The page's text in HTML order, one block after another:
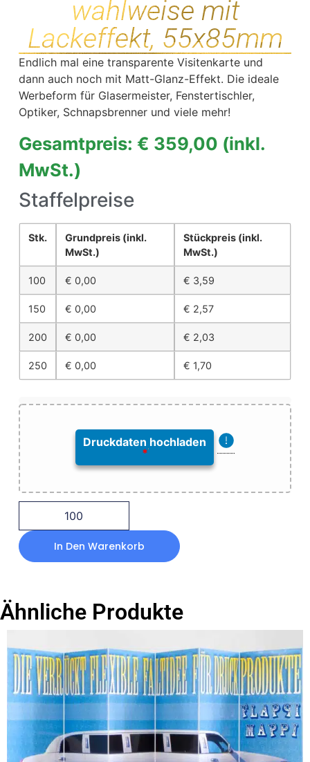
wahlweise mit
Lackeffekt, 55x85mm
Endlich mal eine transparente Visitenkarte und
dann auch noch mit Matt-Glanz-Effekt. Die ideale
Werbeform für Glasermeister, Fenstertischler,
Optiker, Schnapsbrenner und viele mehr!
Gesamtpreis: € 359,00 (inkl.
MwSt.)
Staffelpreise
Stk. Grundpreis (inkl.
MwSt.)
Stückpreis (inkl.
MwSt.)
100 € 0,00 € 3,59
150 € 0,00 € 2,57
200 € 0,00 € 2,03
250 € 0,00 € 1,70
Druckdaten hochladen
*
In Den Warenkorb
Ähnliche Produkte